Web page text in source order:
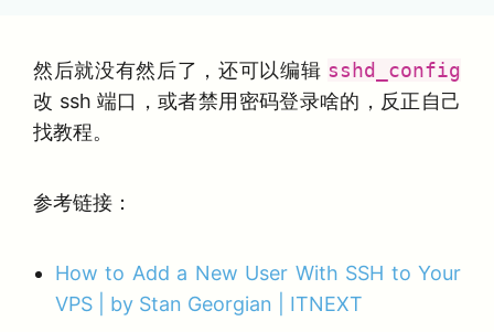
然后就没有然后了，还可以编辑 sshd_config
改 ssh 端口，或者禁用密码登录啥的，反正自己
找教程。
参考链接：
How to Add a New User With SSH to Your
VPS | by Stan Georgian | ITNEXT